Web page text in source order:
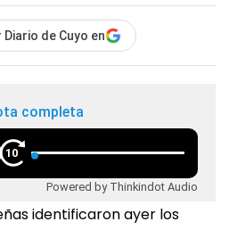
de Cuyo en
completa
10
Powered by Thinkindot Audio
identificaron ayer los